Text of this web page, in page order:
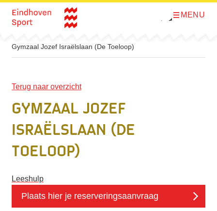
Direct naar de inhoud
O
n
MENU
Gymzaal Jozef Israëlslaan (De Toeloop)
Terug naar overzicht
Gymzaal Jozef
Israëlslaan (De
Toeloop)
Leeshulp
Plaats hier je reserveringsaanvraag